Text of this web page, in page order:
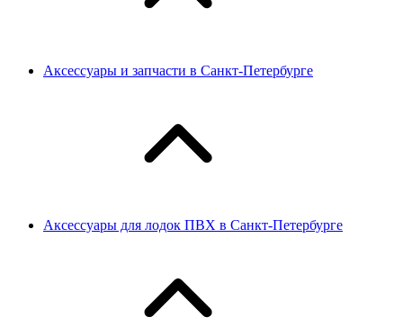
Аксессуары и запчасти в Санкт-Петербурге
Аксессуары для лодок ПВХ в Санкт-Петербурге